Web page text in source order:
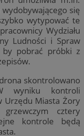
się
wytypować te
Wydziału
Ludności i Spraw
by pobrać próbki z
skontrolowano
wyniku kontroli
Urzędu Miasta Żory
cztery
kontrole będą